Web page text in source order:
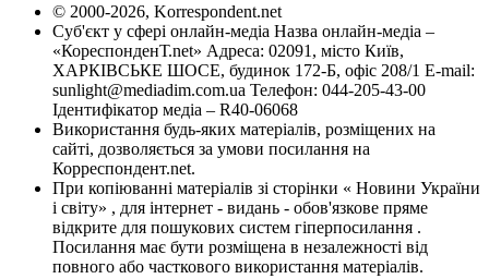
© 2000-2026, Korrespondent.net
Суб'єкт у сфері онлайн-медіа Назва онлайн-медіа –
«КореспонденТ.net» Адреса: 02091, місто Київ,
ХАРКІВСЬКЕ ШОСЕ, будинок 172-Б, офіс 208/1 E-mail:
sunlight@mediadim.com.ua Телефон: 044-205-43-00
Ідентифікатор медіа – R40-06068
Використання будь-яких матеріалів, розміщених на
сайті, дозволяється за умови посилання на
Корреспондент.net.
При копіюванні матеріалів зі сторінки « Новини України
і світу» , для інтернет - видань - обов'язкове пряме
відкрите для пошукових систем гіперпосилання .
Посилання має бути розміщена в незалежності від
повного або часткового використання матеріалів.